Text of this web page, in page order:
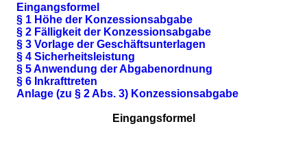
Eingangsformel
§ 1 Höhe der Konzessionsabgabe
§ 2 Fälligkeit der Konzessionsabgabe
§ 3 Vorlage der Geschäftsunterlagen
§ 4 Sicherheitsleistung
§ 5 Anwendung der Abgabenordnung
§ 6 Inkrafttreten
Anlage (zu § 2 Abs. 3) Konzessionsabgabe
Eingangsformel